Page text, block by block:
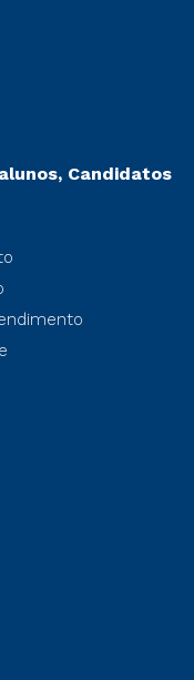
Candidatos